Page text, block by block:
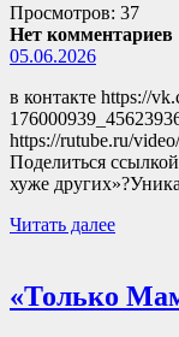
Просмотров: 37
Нет комментариев
05.06.2026
в контакте https://
https://rutube.ru/
Поделиться
хуже
Читать далее
«Только